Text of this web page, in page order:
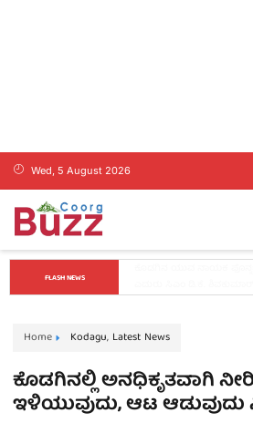
Wed, 5 August 2026
FLASH NEWS
Home Kodagu, Latest News
ಕೊಡಗಿನಲ್ಲಿ ಅನಧಿಕೃತವಾಗಿ
ಇಳಿಯುವುದು, ಆಟ